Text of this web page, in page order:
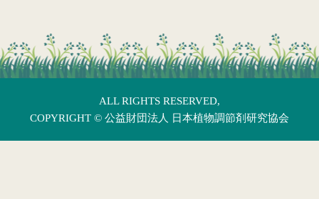
ALL RIGHTS RESERVED,
COPYRIGHT © 公益財団法人 日本植物調節剤研究協会